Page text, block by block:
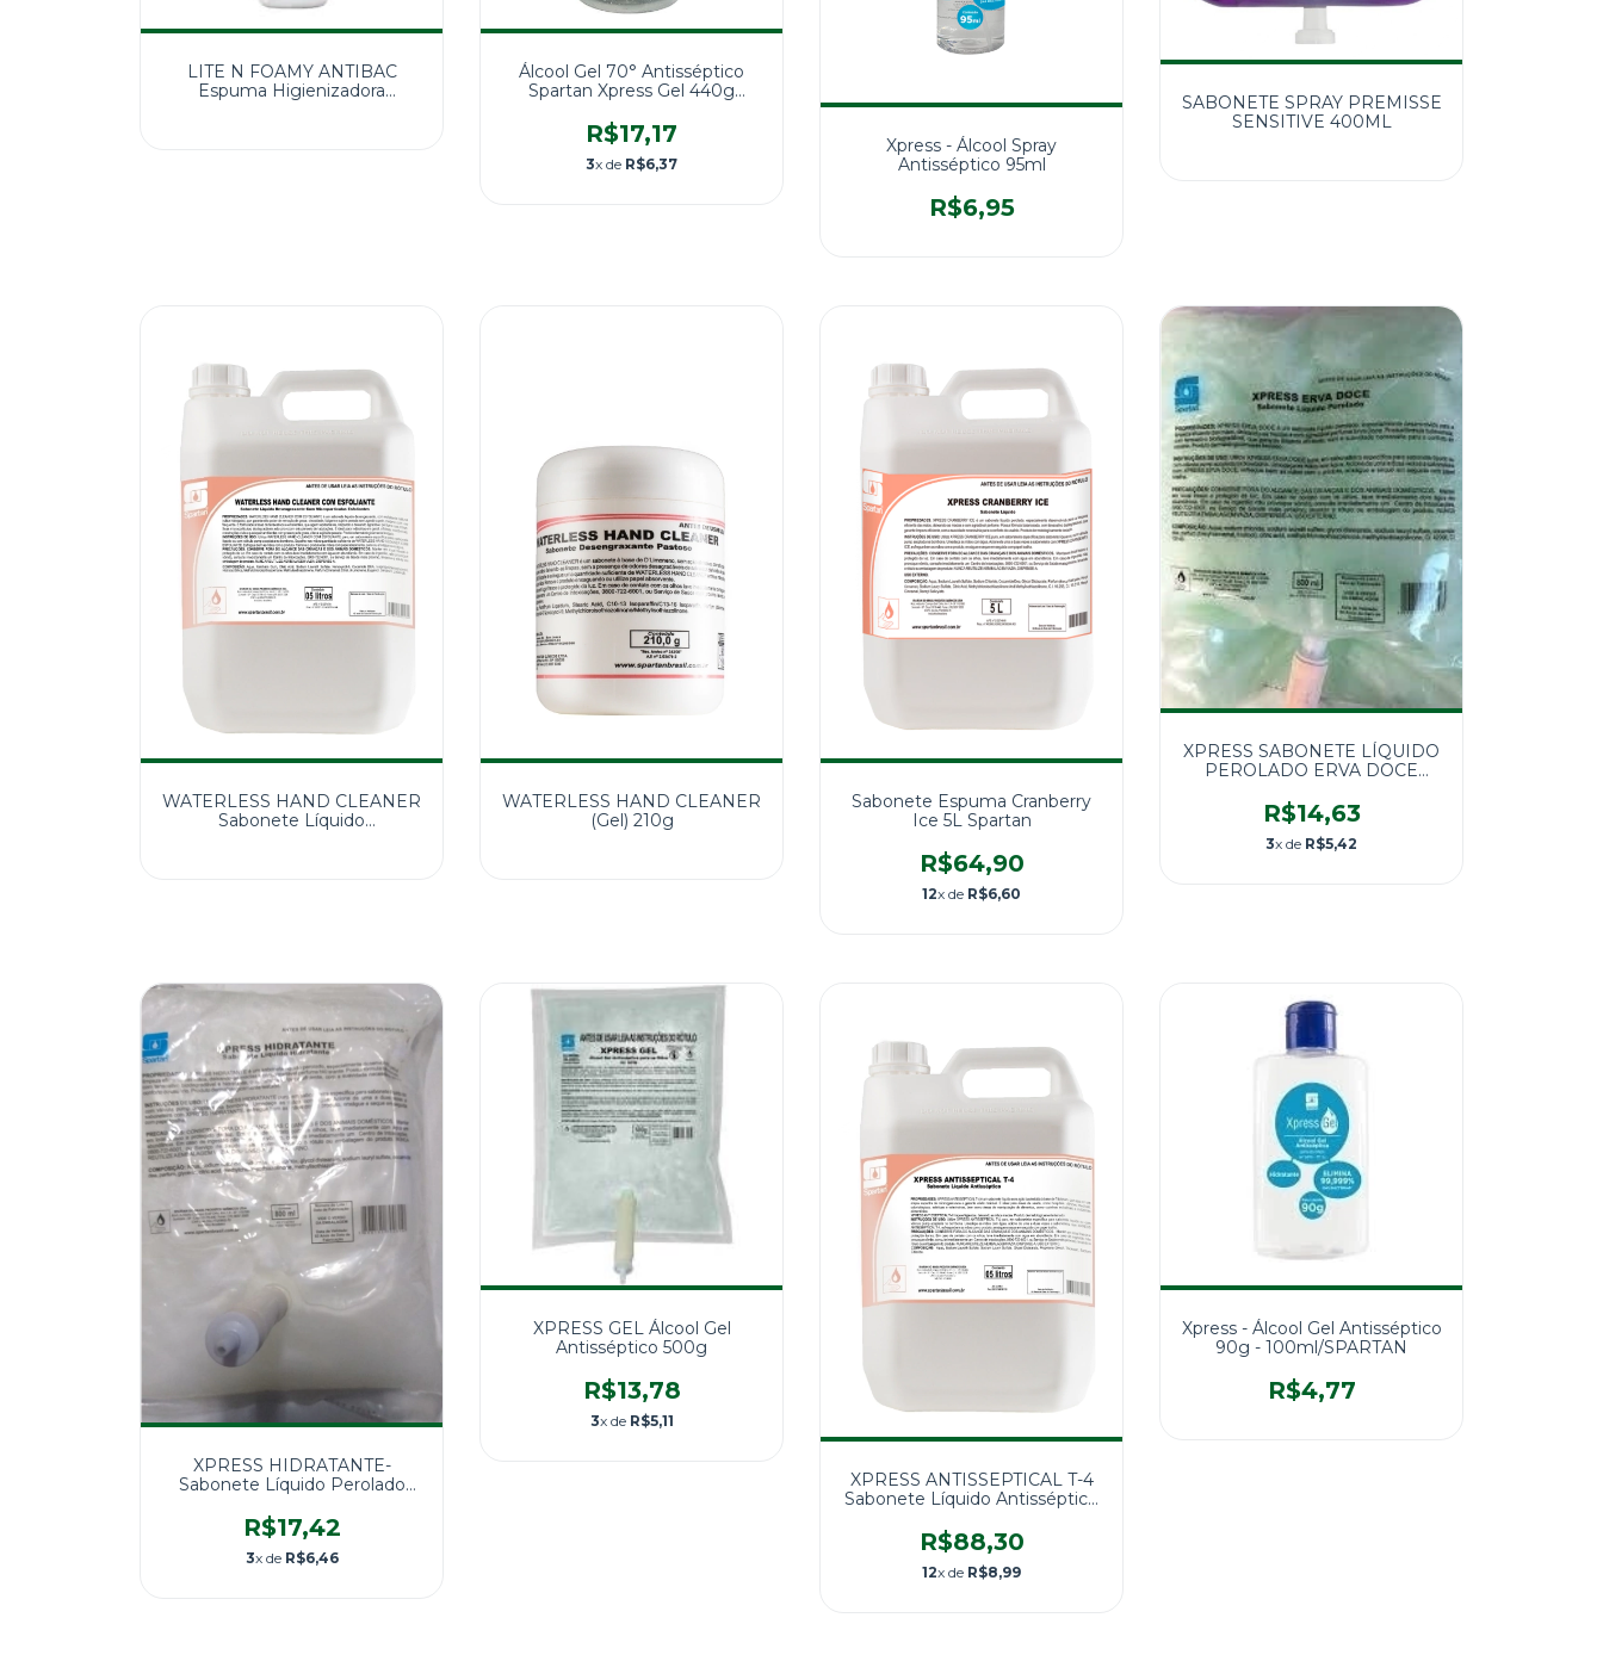
LITE N FOAMY ANTIBAC
Espuma Higienizadora
Álcool Gel 70° Antisséptico
Spartan Xpress Gel 440g
R$17,17
3x de R$6,37
Xpress - Álcool Spray
Antisséptico 95ml
R$6,95
SABONETE SPRAY PREMISSE
SENSITIVE 400ML
WATERLESS HAND CLEANER
Sabonete Líquido
WATERLESS HAND CLEANER
(Gel) 210g
Sabonete Espuma Cranberry
Ice 5L Spartan
R$64,90
12x de R$6,60
XPRESS SABONETE LÍQUIDO
PEROLADO ERVA DOCE
R$14,63
3x de R$5,42
XPRESS HIDRATANTE-
Sabonete Líquido Perolado
R$17,42
3x de R$6,46
XPRESS GEL Álcool Gel
Antisséptico 500g
R$13,78
3x de R$5,11
XPRESS ANTISSEPTICAL T-4
Sabonete Líquido Antisséptico
R$88,30
12x de R$8,99
Xpress - Álcool Gel Antisséptico
90g - 100ml/SPARTAN
R$4,77